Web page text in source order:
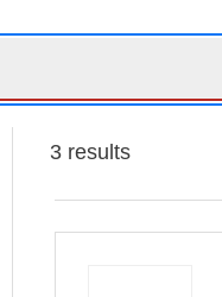
3 results